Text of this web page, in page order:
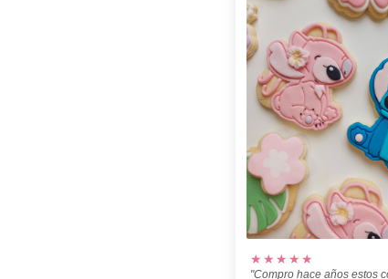
★★★★★
"Compro hace años estos